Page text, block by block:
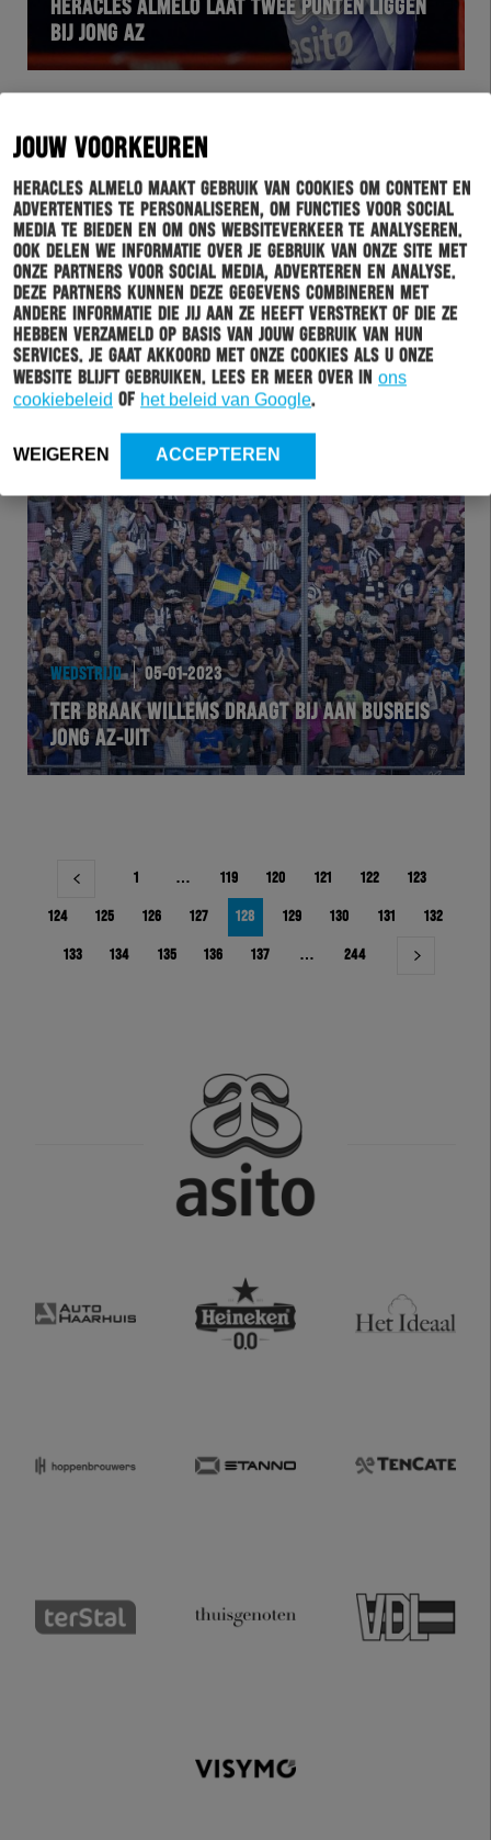
JOUW VOORKEUREN
Heracles Almelo maakt gebruik van cookies om content en
advertenties te personaliseren, om functies voor social
media te bieden en om ons websiteverkeer te analyseren.
Ook delen we informatie over je gebruik van onze site met
onze partners voor social media, adverteren en analyse.
Deze partners kunnen deze gegevens combineren met
andere informatie die jij aan ze heeft verstrekt of die ze
hebben verzameld op basis van jouw gebruik van hun
services. Je gaat akkoord met onze cookies als u onze
website blijft gebruiken. Lees er meer over in ons
cookiebeleid of het beleid van Google.
WEIGEREN ACCEPTEREN
HERACLES ALMELO LAAT TWEE PUNTEN LIGGEN
BIJ JONG AZ
WEDSTRIJD 05-01-2023
JOHN LAMMERS: “WE HEBBEN CONDITIONEEL
WEINIG VERLOREN”
WEDSTRIJD 05-01-2023
TER BRAAK WILLEMS DRAAGT BIJ AAN BUSREIS
JONG AZ-UIT
Berichtnavigatie
1 … 119 120 121 122 123
124 125 126 127 128 129 130 131 132
133 134 135 136 137 … 244